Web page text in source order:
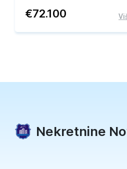
€72.100
Nekretnine